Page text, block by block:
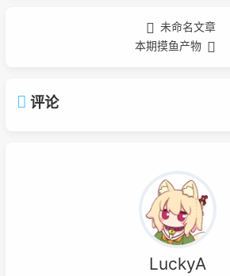
未命名文章
本期摸鱼产物
评论
LuckyA